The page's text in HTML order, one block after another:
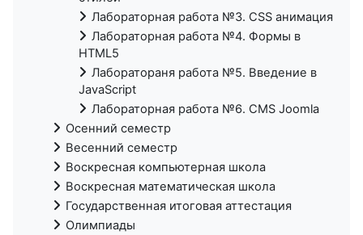
Лабораторная работа №3. CSS анимация
Лабораторная работа №4. Формы в
HTML5
Лаборатораня работа №5. Введение в
JavaScript
Лабораторная работа №6. CMS Joomla
Осенний семестр
Весенний семестр
Воскресная компьютерная школа
Воскресная математическая школа
Государственная итоговая аттестация
Олимпиады